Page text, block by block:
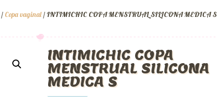
/ Copa vaginal/ INTIMICHIC COPA MENSTRUAL SILICONA MEDICA S
INTIMICHIC COPA
MENSTRUAL SILICONA
MEDICA S